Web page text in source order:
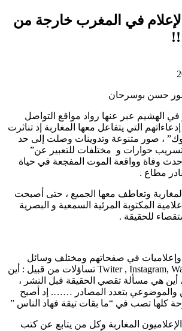
في المغرب خارجة من
حسن بوسرحان
في الهشيم عبر عنها رواد مواقع التواصل
التي يتفاعل معها المغاربة إد تناثرت
، صور متنوعة وتدوينات وصلت إلى حد
حوارات و مختلفات للتعبير عن”
حدث وفاة وواقعة الموت المفجعة في حياة
مطاع .
وتعاطف معها الجميع ، حتى أصبحت
المكتوبة المرئية السمعية و البصرية
للحقيقة .
وإعلاميات في صفحاتهم ومختلف وسائل
التعبير التواصلي Twiter , Instagram, Watsup تساؤلات من قبيل : أين
أين هي مسألة تقصي الحقيقة قبل النشر ،
والموضوعي بتعدد المصادر ……. إد أصبح
كلها تصب في “ما بقات تيقة فهاد الناس ”
المغاربة وكل من يتابع عن كتب